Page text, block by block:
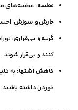
عطسه: عطسه‌های
خارش و سوزش:
گریه و بی‌قراری:
کنند و بی‌قرار شوند.
کاهش اشتها: به
خوردن داشته باشند.